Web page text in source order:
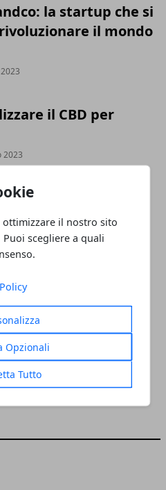
il nostro sito
scegliere a quali
Opzionali
Tutto
la startup che si
il mondo
il CBD per
2023
puoi fare se hai
il liceo
2023
lavori per i
2022